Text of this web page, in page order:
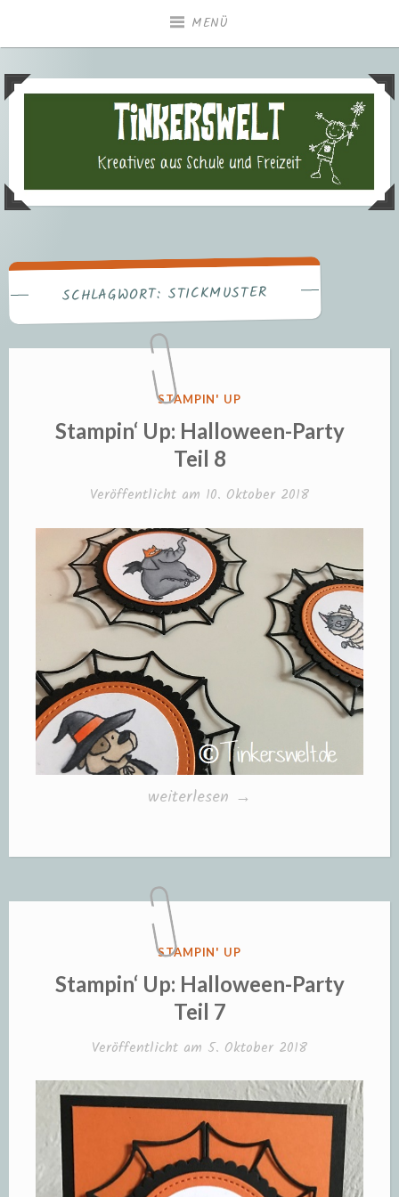
MENÜ
Tinkerswelt – Kreatives aus
Freizeit und Schule
SCHLAGWORT: STICKMUSTER
VERÖFFENTLICHT
STAMPIN' UP
Stampin‘ Up: Halloween-Party
Teil 8
Veröffentlicht am 10. Oktober 2018
„Stampin‘
Halloween-
Party
Teil
8“
weiterlesen →
VERÖFFENTLICHT
STAMPIN' UP
Stampin‘ Up: Halloween-Party
Teil 7
Veröffentlicht am 5. Oktober 2018